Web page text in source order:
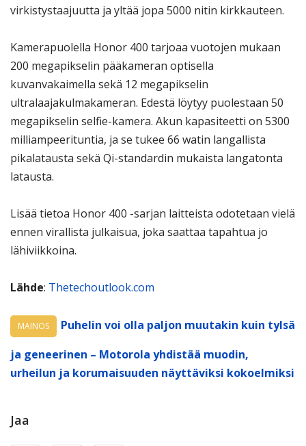
virkistystaajuutta ja yltää jopa 5000 nitin kirkkauteen.
Kamerapuolella Honor 400 tarjoaa vuotojen mukaan
200 megapikselin pääkameran optisella
kuvanvakaimella sekä 12 megapikselin
ultralaajakulmakameran. Edestä löytyy puolestaan 50
megapikselin selfie-kamera. Akun kapasiteetti on 5300
milliampeerituntia, ja se tukee 66 watin langallista
pikalatausta sekä Qi-standardin mukaista langatonta
latausta.
Lisää tietoa Honor 400 -sarjan laitteista odotetaan vielä
ennen virallista julkaisua, joka saattaa tapahtua jo
lähiviikkoina.
Lähde: Thetechoutlook.com
MAINOS
Puhelin voi olla paljon muutakin kuin tylsä
ja geneerinen – Motorola yhdistää muodin,
urheilun ja korumaisuuden näyttäviksi kokoelmiksi
Jaa